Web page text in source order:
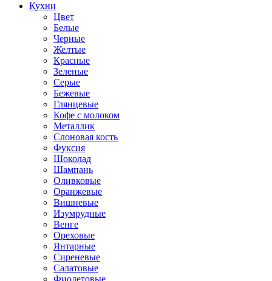
Кухни
Цвет
Белые
Черные
Желтые
Красные
Зеленые
Серые
Бежевые
Глянцевые
Кофе с молоком
Металлик
Слоновая кость
Фуксия
Шоколад
Шампань
Оливковые
Оранжевые
Вишневые
Изумрудные
Венге
Ореховые
Янтарные
Сиреневые
Салатовые
Фиолетовые